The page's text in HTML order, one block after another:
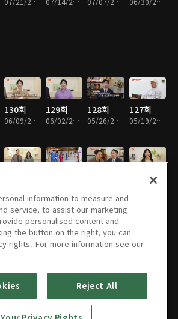
130회
06/09/2026 • 36분
129회
06/02/2026 • 36분
128회
05/26/2026 • 36분
127회
05/19/2026 • 36분
121회
118회 117회 116회 115회
information to measure and
service, to assist our marketing
personalised content and
the button on the right, you can
rights. For more information see our
Reject All